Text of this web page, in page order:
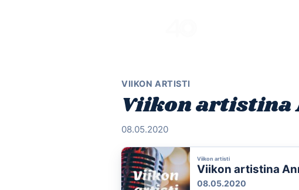
VIIKON ARTISTI
Viikon artistina
08.05.2020
Viikon artisti
Viikon artistina
08.05.2020